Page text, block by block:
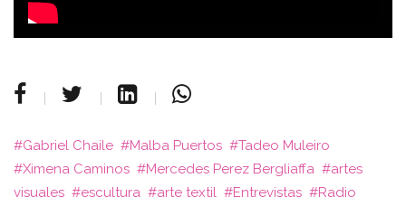
Gabriel Chaile Malba Puertos
Tadeo Muleiro
Ximena Caminos
Mercedes Perez Bergliaffa
artes
visuales
escultura arte textil Entrevistas
Radio